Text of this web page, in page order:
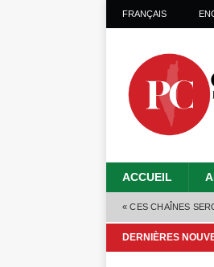
FRANÇAIS
ACCUEIL
« CES CHAÎNES
DERNIÈRES